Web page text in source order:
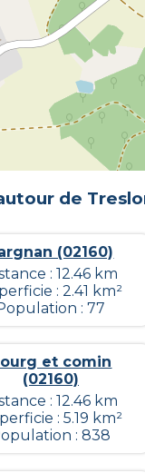
de
(02160)
: 12.46 km
: 2.41 km²
: 77
et comin
(02160)
: 12.46 km
: 5.19 km²
: 838